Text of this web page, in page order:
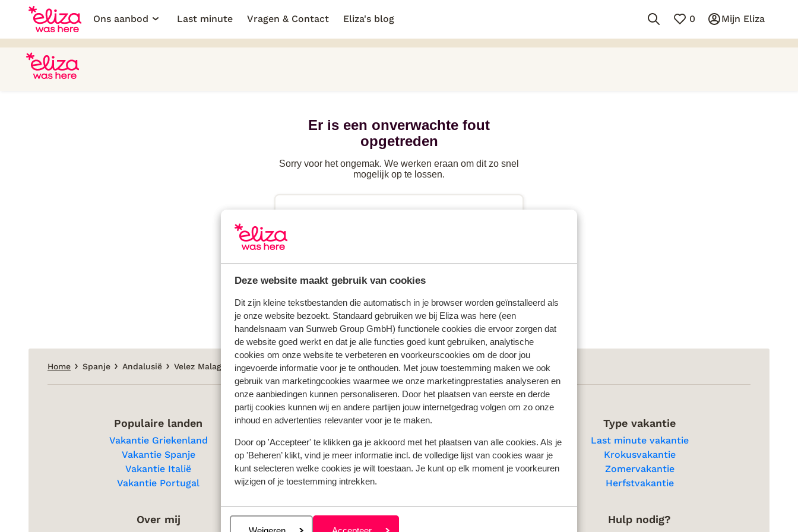
Deze website maakt gebruik van cookies
Dit zijn kleine tekstbestanden die automatisch in je browser worden geïnstalleerd als
je onze website bezoekt. Standaard gebruiken we bij Eliza was here (een
handelsnaam van Sunweb Group GmbH) functionele cookies die ervoor zorgen dat
de website goed werkt en dat je alle functies goed kunt gebruiken, analytische
cookies om onze website te verbeteren en voorkeurscookies om de door jou
ingevoerde informatie voor je te onthouden. Met jouw toestemming maken we ook
gebruik van marketingcookies waarmee we onze marketingprestaties analyseren en
onze aanbiedingen kunnen personaliseren. Door het plaatsen van eerste en derde
partij cookies kunnen wij en andere partijen jouw internetgedrag volgen om zo onze
inhoud en advertenties relevanter voor je te maken.
Door op 'Accepteer' te klikken ga je akkoord met het plaatsen van alle cookies. Als je
op 'Beheren’ klikt, vind je meer informatie incl. de volledige lijst van cookies waar je
kunt selecteren welke cookies je wilt toestaan. Je kunt op elk moment je voorkeuren
wijzigen of je toestemming intrekken.
Ons aanbod
Last minute Vragen & Contact Eliza's blog 0 Mijn Eliza
Er is een onverwachte fout
opgetreden
Sorry voor het ongemak. We werken eraan om dit zo snel
mogelijk op te lossen.
Bekijk het volledige aanbod
Home Spanje Andalusië Velez Malaga Hotel Palacio Blanco
Populaire landen
Vakantie Griekenland
Vakantie Spanje
Vakantie Italië
Vakantie Portugal
Populaire regio's
Vakantie Kreta
Vakantie Zakynthos
Vakantie Andalusië
Vakantie Algarve
Type vakantie
Last minute vakantie
Krokusvakantie
Zomervakantie
Herfstvakantie
Over mij Privacy & cookies Hulp nodig?